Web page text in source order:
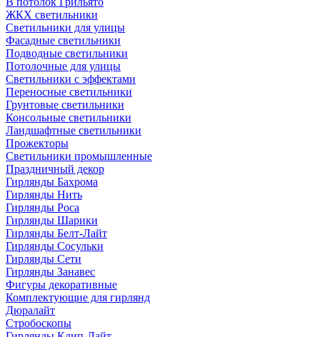
ЖКХ светильники
Светильники для улицы
Фасадные светильники
Подводные светильники
Потолочные для улицы
Светильники с эффектами
Переносные светильники
Грунтовые светильники
Консольные светильники
Ландшафтные светильники
Прожекторы
Светильники промышленные
Праздничный декор
Гирлянды Бахрома
Гирлянды Нить
Гирлянды Роса
Гирлянды Шарики
Гирлянды Белт-Лайт
Гирлянды Сосульки
Гирлянды Сети
Гирлянды Занавес
Фигуры декоративные
Комплектующие для гирлянд
Дюралайт
Стробоскопы